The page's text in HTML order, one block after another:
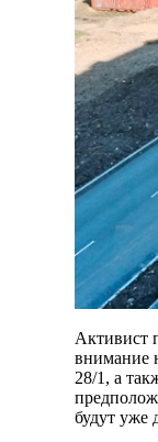
Активист
внимание
28/1, а
будут уже